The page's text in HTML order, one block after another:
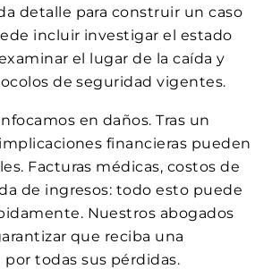
detalle para construir un caso
incluir investigar el estado
el lugar de la caída y
de seguridad vigentes.
en daños. Tras un
financieras pueden
Facturas médicas, costos de
de ingresos: todo esto puede
Nuestros abogados
que reciba una
todas sus pérdidas.